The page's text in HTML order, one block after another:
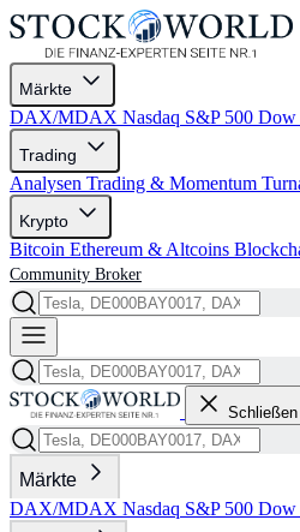
Märkte
DAX/MDAX Nasdaq S&P 500 Dow
Trading
Analysen Trading & Momentum
Krypto
Bitcoin Ethereum & Altcoins
Community Broker
Schließen
Märkte
DAX/MDAX Nasdaq S&P 500 Dow